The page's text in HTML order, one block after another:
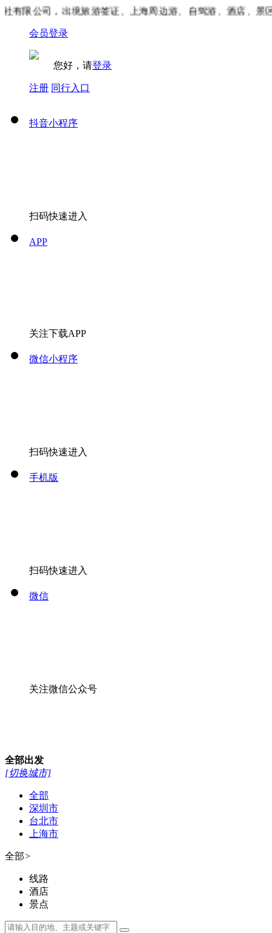
限公司，出境旅游签证、上海周边游、自驾游、酒店、景区
会员登录
您好，请登录
注册 同行入口
抖音小程序
扫码快速进入
APP
关注下载APP
微信小程序
扫码快速进入
手机版
扫码快速进入
微信
关注微信公众号
全部出发
[切换城市]
全部
深圳市
台北市
上海市
全部>
线路
酒店
景点